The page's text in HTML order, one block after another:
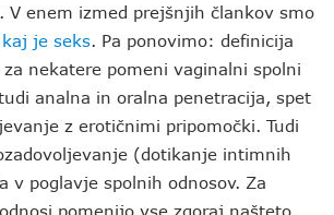
V enem izmed prejšnjih člankov smo
kaj je seks. Pa ponovimo: definicija
za nekatere pomeni vaginalni spolni
analna in oralna penetracija, spet
z erotičnimi pripomočki. Tudi
(dotikanje intimnih
v poglavje spolnih odnosov. Za